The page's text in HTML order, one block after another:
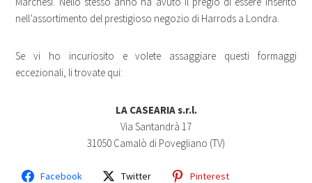
nell’assortimento del prestigioso negozio di Harrods a Londra.
Se vi ho incuriosito e volete assaggiare questi formaggi
eccezionali, li trovate qui:
LA CASEARIA s.r.l.
Via Santandrà 17
31050 Camalò di Povegliano (TV)
Facebook Twitter Pinterest